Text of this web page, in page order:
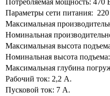
Потребляемая мощность: 470
Параметры сети питания:
Максимальная
Номинальная
Максимальная высота
Номинальная высота
Максимальная глубина
Рабочий ток: 2,2 А.
Пусковой ток: 7 А.